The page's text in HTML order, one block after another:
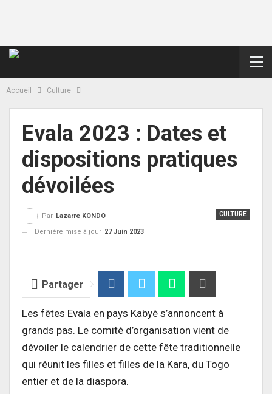
Accueil Culture
Evala 2023 : Dates et
dispositions pratiques
dévoilées
CULTURE
Par Lazarre KONDO
Dernière mise à jour 27 Juin 2023
Partager
Les fêtes Evala en pays Kabyè s’annoncent à
grands pas. Le comité d’organisation vient de
dévoiler le calendrier de cette fête traditionnelle
qui réunit les filles et filles de la Kara, du Togo
entier et de la diaspora.